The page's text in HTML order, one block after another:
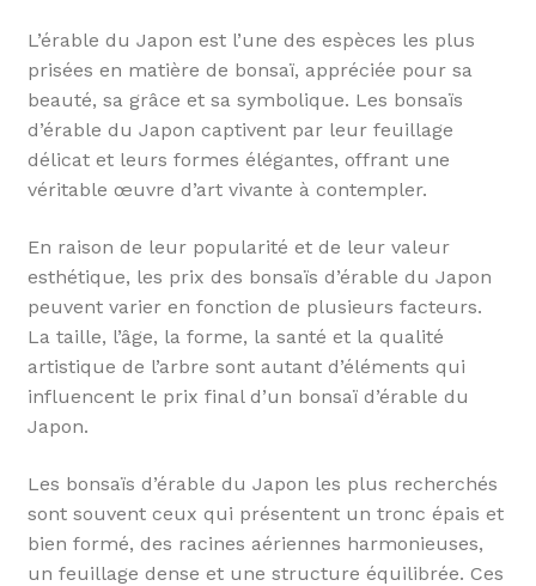
L’érable du Japon est l’une des espèces les plus
prisées en matière de bonsaï, appréciée pour sa
beauté, sa grâce et sa symbolique. Les bonsaïs
d’érable du Japon captivent par leur feuillage
délicat et leurs formes élégantes, offrant une
véritable œuvre d’art vivante à contempler.
En raison de leur popularité et de leur valeur
esthétique, les prix des bonsaïs d’érable du Japon
peuvent varier en fonction de plusieurs facteurs.
La taille, l’âge, la forme, la santé et la qualité
artistique de l’arbre sont autant d’éléments qui
influencent le prix final d’un bonsaï d’érable du
Japon.
Les bonsaïs d’érable du Japon les plus recherchés
sont souvent ceux qui présentent un tronc épais et
bien formé, des racines aériennes harmonieuses,
un feuillage dense et une structure équilibrée. Ces